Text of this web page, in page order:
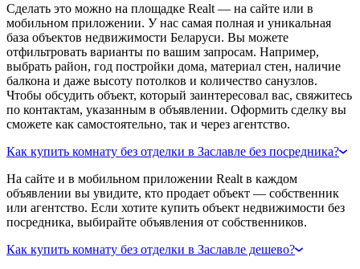
Сделать это можно на площадке Realt — на сайте или в
мобильном приложении. У нас самая полная и уникальная
база объектов недвижимости Беларуси. Вы можете
отфильтровать варианты по вашим запросам. Например,
выбрать район, год постройки дома, материал стен, наличие
балкона и даже высоту потолков и количество санузлов.
Чтобы обсудить объект, который заинтересовал вас, свяжитесь
по контактам, указанным в объявлении. Оформить сделку вы
сможете как самостоятельно, так и через агентство.
Как купить комнату без отделки в Заславле без посредника?
На сайте и в мобильном приложении Realt в каждом
объявлении вы увидите, кто продает объект — собственник
или агентство. Если хотите купить объект недвижимости без
посредника, выбирайте объявления от собственников.
Как купить комнату без отделки в Заславле дешево?